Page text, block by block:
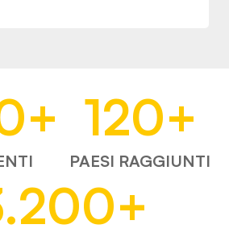
+ 120+
PAESI RAGGIUNTI
+